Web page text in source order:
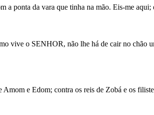
a ponta da vara que tinha na mão. Eis-me aqui;
vive o SENHOR, não lhe há de cair no chão
e Edom; contra os reis de Zobá e os